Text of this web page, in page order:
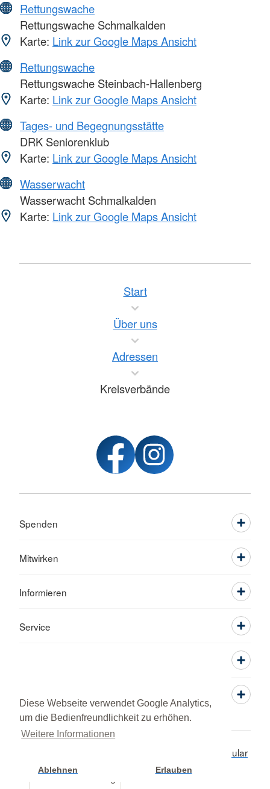
Diese Webseite verwendet Google Analytics,
um die Bedienfreundlichkeit zu erhöhen.
Weitere Informationen
Ablehnen Erlauben
Rettungswache
Rettungswache Schmalkalden
Karte: Link zur Google Maps Ansicht
Rettungswache
Rettungswache Steinbach-Hallenberg
Karte: Link zur Google Maps Ansicht
Tages- und Begegnungsstätte
DRK Seniorenklub
Karte: Link zur Google Maps Ansicht
Wasserwacht
Wasserwacht Schmalkalden
Karte: Link zur Google Maps Ansicht
Start
Über uns
Adressen
Kreisverbände
Spenden
Mitwirken
Informieren
Service
Kontaktformular
© 2026 Kreisverband Pfaffenhofen a.d. Ilm